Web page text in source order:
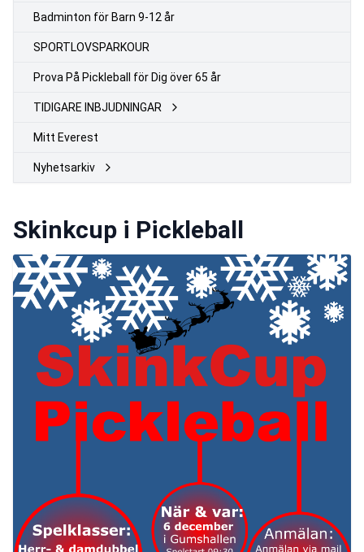
Badminton för Barn 9-12 år
SPORTLOVSPARKOUR
Prova På Pickleball för Dig över 65 år
TIDIGARE INBJUDNINGAR
Mitt Everest
Nyhetsarkiv
Skinkcup i Pickleball